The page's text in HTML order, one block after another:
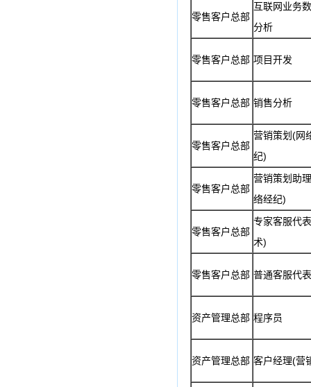
零售客户总部
互联网业务
分析
零售客户总部 项目开发
零售客户总部 销售分析
零售客户总部
营销策划(网
纪)
零售客户总部
营销策划助
络经纪)
零售客户总部
专家客服代
术)
零售客户总部 普通客服代表
资产管理总部 程序员
资产管理总部 客户经理(营